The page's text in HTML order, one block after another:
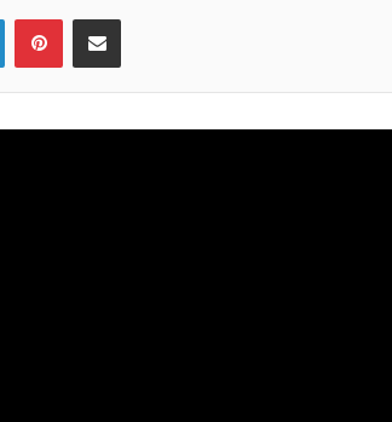
LinkedInPinterestShare via Email